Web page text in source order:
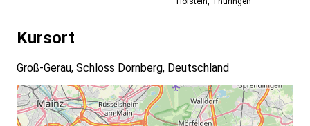
Kursort
Groß-Gerau, Schloss Dornberg, Deutschland